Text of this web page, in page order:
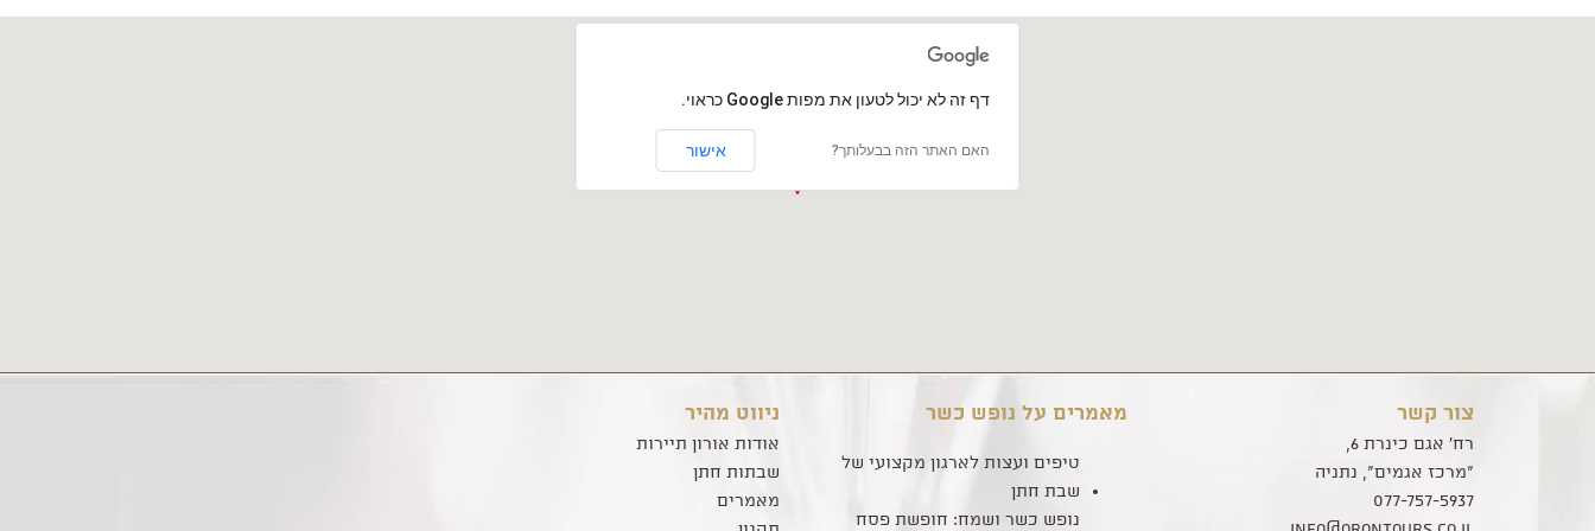
‏דף זה לא יכול לטעון את מפות Google כראוי.
האם האתר הזה בבעלותך? אישור
צור קשר
רח' אגם כינרת 6,
"מרכז אגמים", נתניה
077-757-5937
מאמרים על נופש כשר
טיפים ועצות לארגון מקצועי של
שבת חתן
נופש כשר ושמח: חופשת פסח
ניווט מהיר
אודות אורון תיירות
שבתות חתן
מאמרים